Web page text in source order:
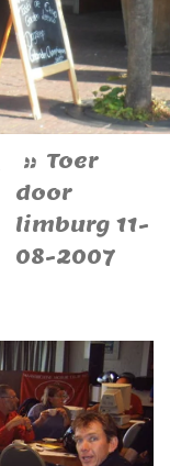
» Toer
door
limburg 11-
08-2007